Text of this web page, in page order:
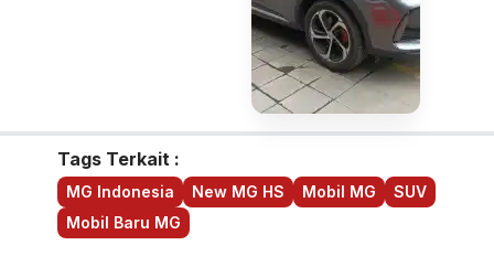
Tags Terkait :
MG Indonesia New MG HS Mobil MG
SUV
Mobil Baru MG